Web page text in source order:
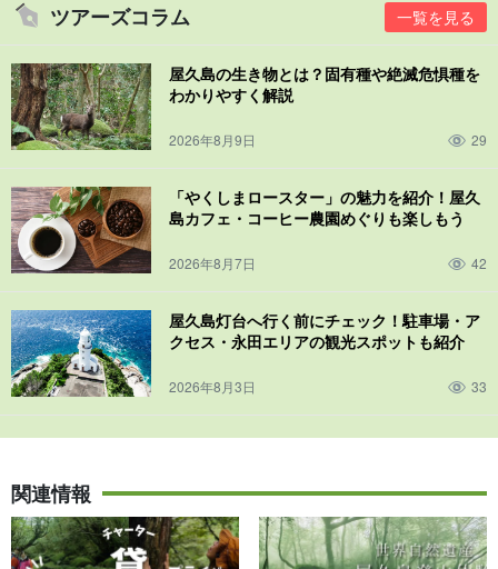
ツアーズコラム 一覧を見る
屋久島の生き物とは？固有種や絶滅危惧種を
わかりやすく解説
2026年8月9日 29
「やくしまロースター」の魅力を紹介！屋久
島カフェ・コーヒー農園めぐりも楽しもう
2026年8月7日 42
屋久島灯台へ行く前にチェック！駐車場・ア
クセス・永田エリアの観光スポットも紹介
2026年8月3日 33
関連情報